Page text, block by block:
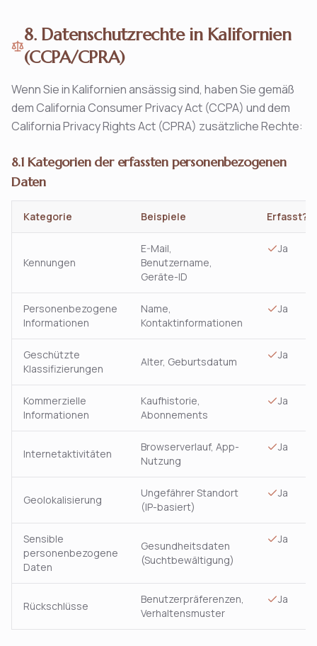
8. Datenschutzrechte in Kalifornien
(CCPA/CPRA)
Wenn Sie in Kalifornien ansässig sind, haben Sie gemäß
dem California Consumer Privacy Act (CCPA) und dem
California Privacy Rights Act (CPRA) zusätzliche Rechte:
8.1 Kategorien der erfassten personenbezogenen
Daten
Kategorie Beispiele Erfasst?
Kennungen
E-Mail,
Benutzername,
Geräte-ID
Ja
Personenbezogene
Informationen
Name,
Kontaktinformationen
Ja
Geschützte
Klassifizierungen
Alter, Geburtsdatum
Ja
Kommerzielle
Informationen
Kaufhistorie,
Abonnements
Ja
Internetaktivitäten
Browserverlauf, App-
Nutzung
Ja
Geolokalisierung
Ungefährer Standort
(IP-basiert)
Ja
Sensible
personenbezogene
Daten
Gesundheitsdaten
(Suchtbewältigung)
Ja
Rückschlüsse
Benutzerpräferenzen,
Verhaltensmuster
Ja